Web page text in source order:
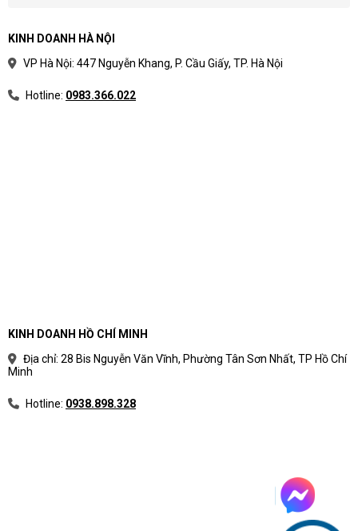
KINH DOANH HÀ NỘI
VP Hà Nội: 447 Nguyễn Khang, P. Cầu Giấy, TP. Hà Nội
Hotline: 0983.366.022
KINH DOANH HỒ CHÍ MINH
Địa chỉ: 28 Bis Nguyễn Văn Vĩnh, Phường Tân Sơn Nhất, TP Hồ Chí
Minh
Hotline: 0938.898.328